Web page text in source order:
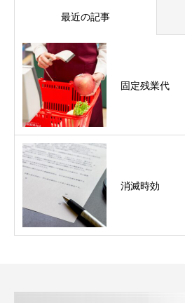
最近の記事
固定残業代
消滅時効